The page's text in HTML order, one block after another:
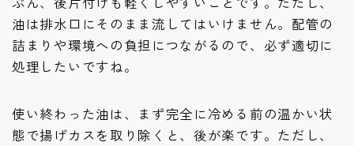
油は排水口にそのまま流してはいけません。配管の
詰まりや環境への負担につながるので、必ず適切に
処理したいですね。
使い終わった油は、まず完全に冷める前の温かい状
態で揚げカスを取り除くと、後が楽です。ただし、